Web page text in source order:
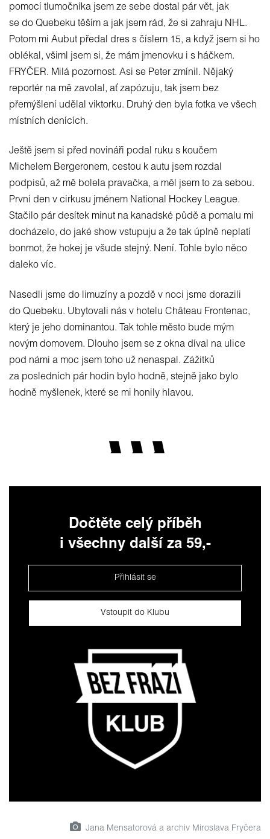
pomocí tlumočníka jsem ze sebe dostal pár vět, jak
se do Quebeku těším a jak jsem rád, že si zahraju NHL.
Potom mi Aubut předal dres s číslem 15, a když jsem si ho
oblékal, všiml jsem si, že mám jmenovku i s háčkem.
FRYČER. Milá pozornost. Asi se Peter zmínil. Nějaký
reportér na mě zavolal, ať zapózuju, tak jsem bez
přemýšlení udělal viktorku. Druhý den byla fotka ve všech
místních denících.
Ještě jsem si před novináři podal ruku s koučem
Michelem Bergeronem, cestou k autu jsem rozdal
podpisů, až mě bolela pravačka, a měl jsem to za sebou.
První den v cirkusu jménem National Hockey League.
Stačilo pár desítek minut na kanadské půdě a pomalu mi
docházelo, do jaké show vstupuju a že tak úplně neplatí
bonmot, že hokej je všude stejný. Není. Tohle bylo něco
daleko víc.
Nasedli jsme do limuzíny a pozdě v noci jsme dorazili
do Quebeku. Ubytovali nás v hotelu Château Frontenac,
který je jeho dominantou. Tak tohle město bude mým
novým domovem. Dlouho jsem se z okna díval na ulice
pod námi a moc jsem toho už nenaspal. Zážitků
za posledních pár hodin bylo hodně, stejně jako bylo
hodně myšlenek, které se mi honily hlavou.
Dočtěte celý příběh
i všechny další za 59,-
Přihlásit se
Vstoupit do Klubu
Jana Mensatorová a archiv Miroslava Fryčera